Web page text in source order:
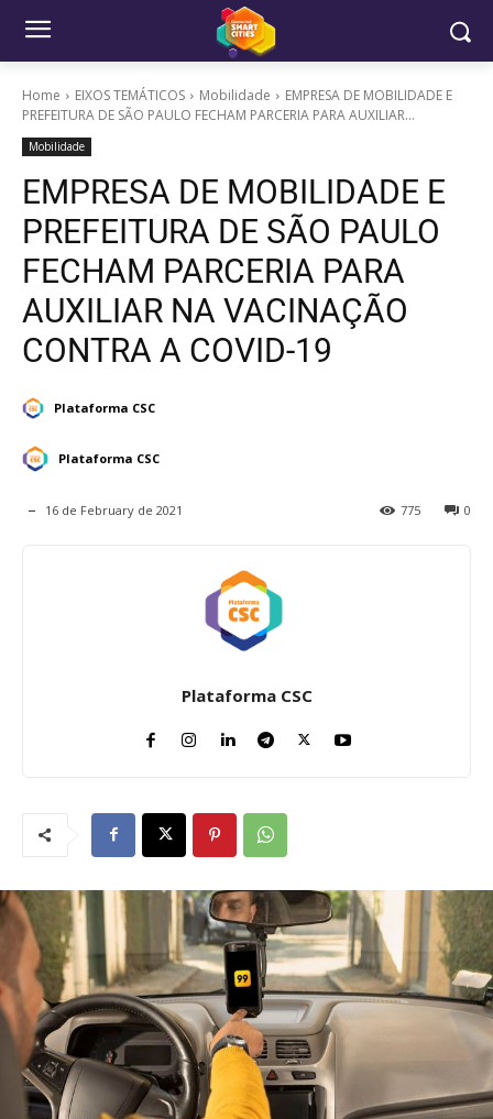
Home EIXOS TEMÁTICOS Mobilidade
EMPRESA DE MOBILIDADE E
PREFEITURA DE SÃO PAULO FECHAM PARCERIA PARA AUXILIAR...
Mobilidade
EMPRESA DE MOBILIDADE E
PREFEITURA DE SÃO PAULO
FECHAM PARCERIA PARA
AUXILIAR NA VACINAÇÃO
CONTRA A COVID-19
Plataforma CSC
Plataforma CSC
16 de February de 2021 0
775
Plataforma CSC